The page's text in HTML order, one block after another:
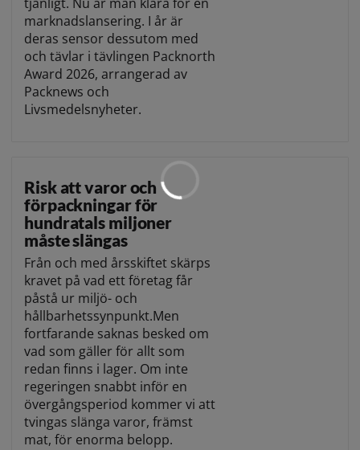
marknadslansering. I år är
deras sensor dessutom med
och tävlar i tävlingen Packnorth
Award 2026, arrangerad av
Packnews och
Livsmedelsnyheter.
Risk att varor och
förpackningar för
hundratals miljoner
måste slängas
Från och med årsskiftet skärps
kravet på vad ett företag får
påstå ur miljö- och
hållbarhetssynpunkt.Men
fortfarande saknas besked om
vad som gäller för allt som
redan finns i lager. Om inte
regeringen snabbt inför en
övergångsperiod kommer vi att
tvingas slänga varor, främst
mat, för enorma belopp.